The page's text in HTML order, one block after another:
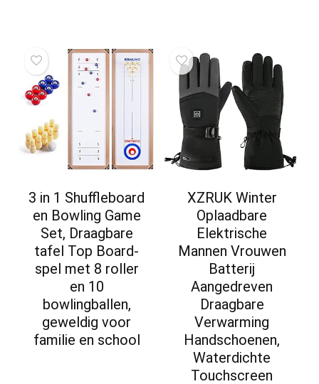
3 in 1 Shuffleboard
en Bowling Game
Set, Draagbare
tafel Top Board-
spel met 8 roller
en 10
bowlingballen,
geweldig voor
familie en school
XZRUK Winter
Oplaadbare
Elektrische
Mannen Vrouwen
Batterij
Aangedreven
Draagbare
Verwarming
Handschoenen,
Waterdichte
Touchscreen